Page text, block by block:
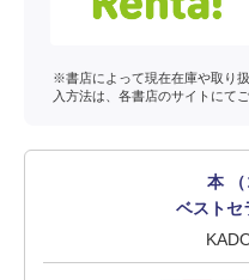
※書店によって現在在庫や取り
入方法は、各書店のサイトにて
本 （
ベストセ